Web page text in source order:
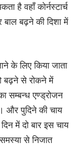
है वहाँ कोर्नस्टार्च
बढ़ने की दिशा में
के लिए किया जाता
बढ़ने से रोकने में
सम्बन्ध एण्ड्रोजन
और पुदिने की चाय
में दो बार इस चाय
से निजात